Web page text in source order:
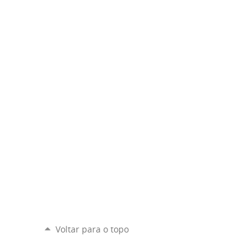
Voltar para o topo